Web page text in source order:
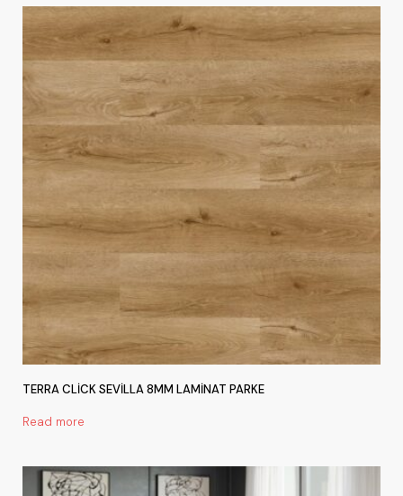
TERRA CLİCK SEVİLLA 8MM LAMİNAT PARKE
Read more